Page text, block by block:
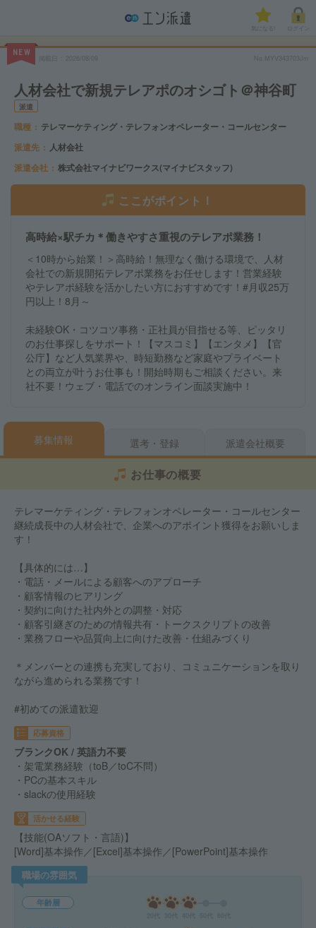
気になる!
NEW
No.MYV343703Jm
人材会社で新規テレアポのオシゴト＠神谷町
派遣
職種
テレマーケティング・テレフォンオペレーター・コールセンター
派遣先
人材会社
派遣会社
株式会社マイナビワークス(マイナビスタッフ)
ここがポイント！
高時給×駅チカ＊働きやすさ重視のテレアポ業務！
＜10時から始業！＞高時給！無理なく働ける環境で、人材
会社での新規開拓テレアポ業務をお任せします！営業経験
やテレアポ経験を活かしたい方におすすめです！#月収25万
円以上！8月～
未経験OK・コツコツ事務・正社員が目指せる等、ピッタリ
のお仕事探しをサポート！【マスコミ】【エンタメ】【官
公庁】など人気業界や、時短勤務など家庭やプライベート
との両立が叶うお仕事も！開始時期もご相談ください。来
社不要！ウェブ・電話でのオンライン面談実施中！
募集情報 選考・登録 派遣会社概要
お仕事の概要
テレマーケティング・テレフォンオペレーター・コールセンター
継続成長中の人材会社で、企業へのアポイント獲得をお願いしま
す！
【具体的には…】
・電話・メールによる顧客へのアプローチ
・顧客情報のヒアリング
・契約に向けた社内外との調整・対応
・顧客引継ぎのための情報共有・トークスクリプトの改善
・業務フローや品質向上に向けた改善・仕組みづくり
＊メンバーとの連携も充実しており、コミュニケーションを取り
ながら進められる業務です！
#初めての派遣歓迎
応募資格
ブランクOK / 英語力不要
・架電業務経験（toB／toC不問）
・PCの基本スキル
・slackの使用経験
活かせる経験
【技能(OAソフト・言語)】
[Word]基本操作／[Excel]基本操作／[PowerPoint]基本操作
職場の雰囲気
年齢層